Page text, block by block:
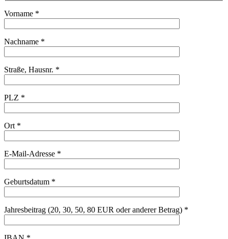
Vorname *
Nachname *
Straße, Hausnr. *
PLZ *
Ort *
E-Mail-Adresse *
Geburtsdatum *
Jahresbeitrag (20, 30, 50, 80 EUR oder anderer Betrag) *